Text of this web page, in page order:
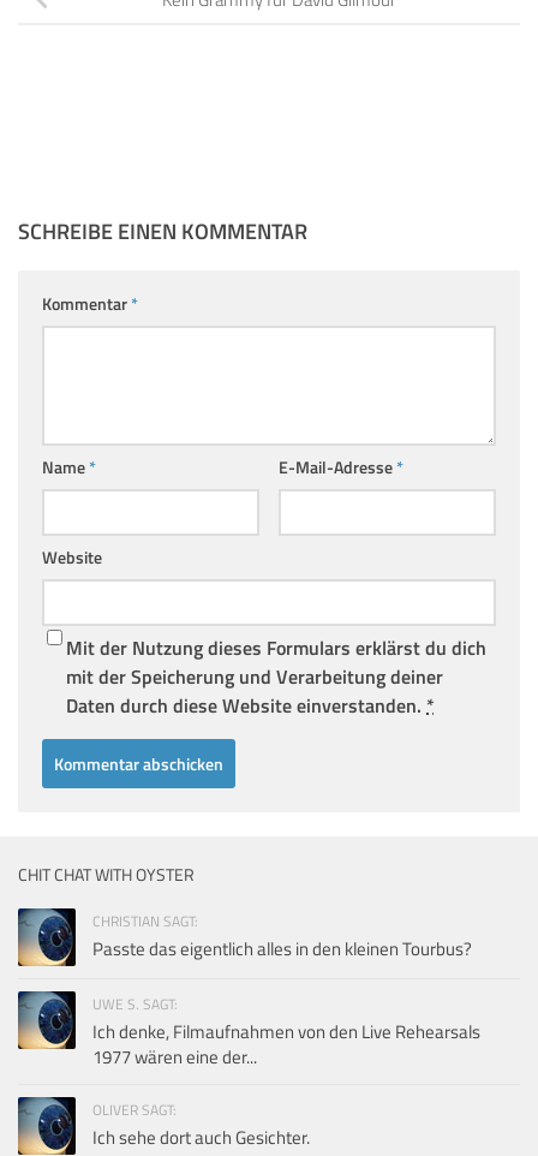
SCHREIBE EINEN KOMMENTAR
Kommentar*
Name* E-Mail-Adresse*
Website
Mit der Nutzung dieses Formulars erklärst du dich
mit der Speicherung und Verarbeitung deiner
Daten durch diese Website einverstanden. *
CHIT CHAT WITH OYSTER
CHRISTIAN SAGT:
Passte das eigentlich alles in den kleinen Tourbus?
UWE S. SAGT:
Ich denke, Filmaufnahmen von den Live Rehearsals
1977 wären eine der...
OLIVER SAGT:
Ich sehe dort auch Gesichter.